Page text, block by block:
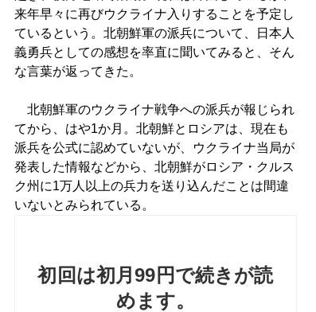
来年早々に再びウクライナ入りすることを予定し
ているという。北朝鮮軍の派兵について、日本人
義勇兵としての感想を率直に聞いてみると、そん
な言葉が返ってきた。
北朝鮮軍のウクライナ戦争への派兵が報じられ
てから、はや1か月。北朝鮮とロシアは、現在も
派兵を公式に認めていないが、ウクライナ当局が
発表した情報などから、北朝鮮がロシア・クルス
ク州に1万人以上の兵力を送り込んだことは間違